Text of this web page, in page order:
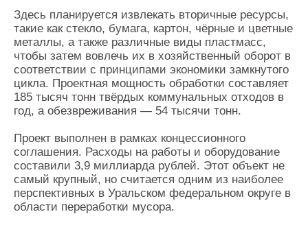
Здесь планируется извлекать вторичные ресурсы,
такие как стекло, бумага, картон, чёрные и цветные
металлы, а также различные виды пластмасс,
чтобы затем вовлечь их в хозяйственный оборот в
соответствии с принципами экономики замкнутого
цикла. Проектная мощность обработки составляет
185 тысяч тонн твёрдых коммунальных отходов в
год, а обезвреживания — 54 тысячи тонн.
Проект выполнен в рамках концессионного
соглашения. Расходы на работы и оборудование
составили 3,9 миллиарда рублей. Этот объект не
самый крупный, но считается одним из наиболее
перспективных в Уральском федеральном округе в
области переработки мусора.